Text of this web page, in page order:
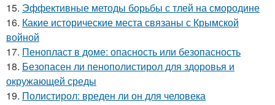
15. Эффективные методы борьбы с тлей на смородине
16. Какие исторические места связаны с Крымской
войной
17. Пенопласт в доме: опасность или безопасность
18. Безопасен ли пенополистирол для здоровья и
окружающей среды
19. Полистирол: вреден ли он для человека